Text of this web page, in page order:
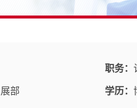
职务：
部 学历：